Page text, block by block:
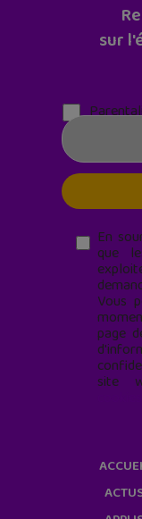
sur
En
que
Vous
page
site